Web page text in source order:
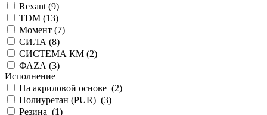
Rexant (9)
TDM (13)
Момент (7)
СИЛА (8)
СИСТЕМА КМ (2)
ФАZА (3)
Исполнение
На акриловой основе (2)
Полиуретан (PUR) (3)
Резина (1)